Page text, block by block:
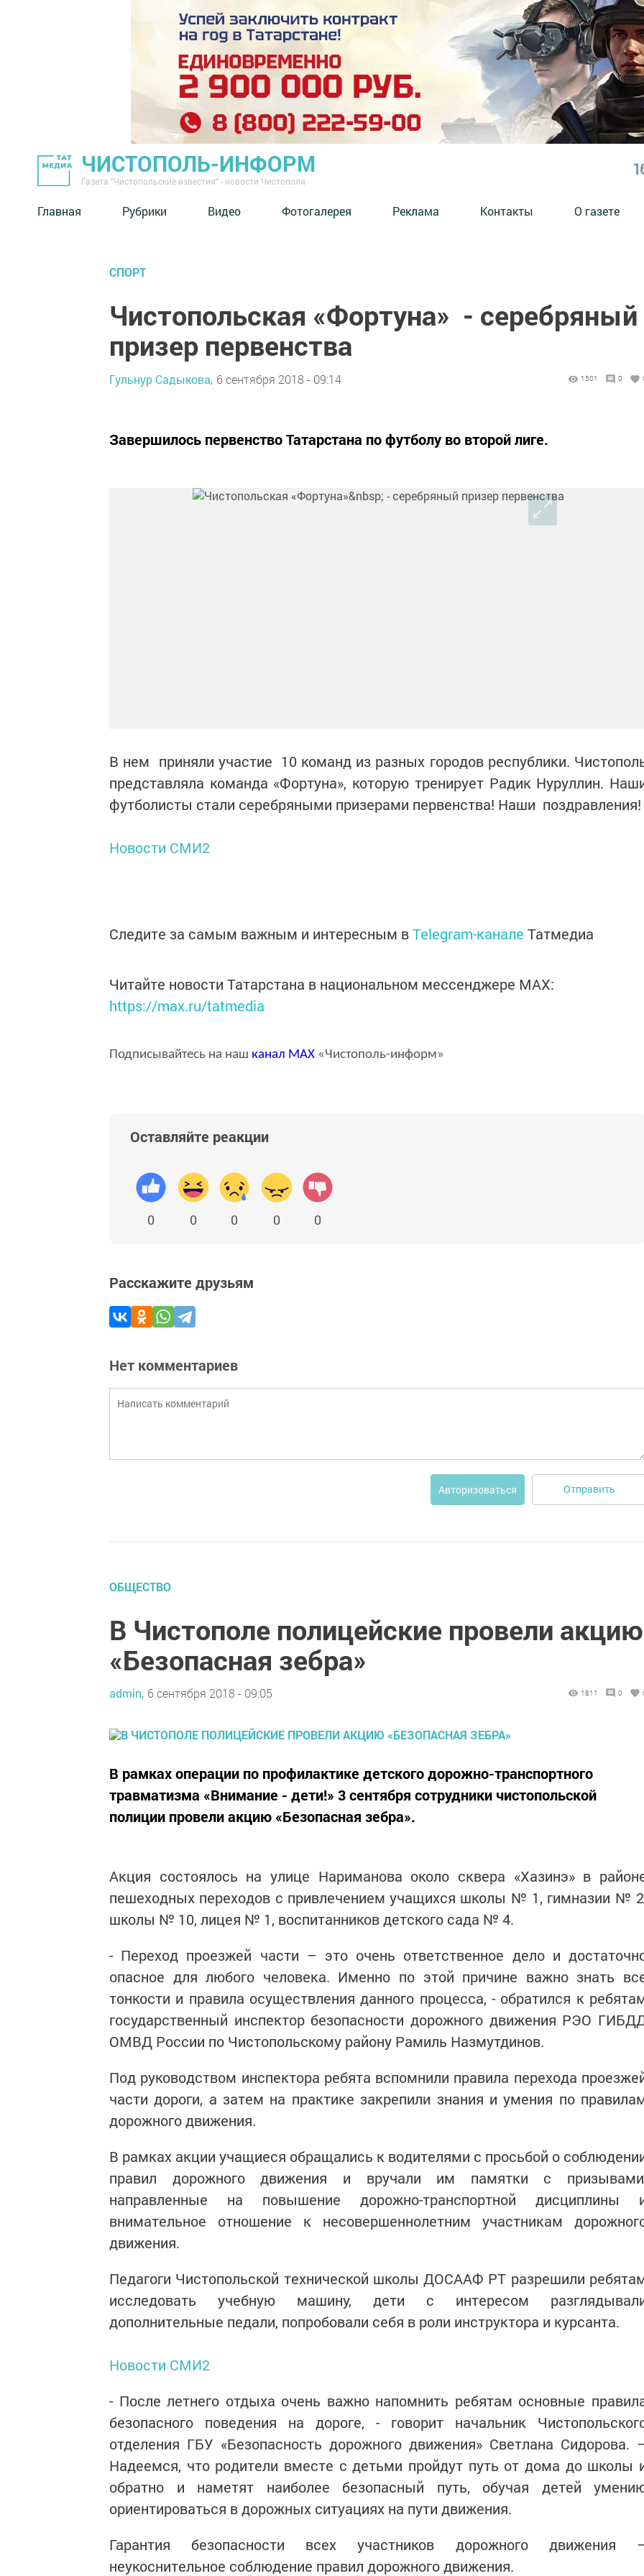
ЧИСТОПОЛЬ-ИНФОРМ
Газета "Чистопольские известия" - новости Чистополя
Главная Рубрики Видео Фотогалерея Реклама Контакты О газете
СПОРТ
Чистопольская «Фортуна» - серебряный
призер первенства
Гульнур Садыкова, 6 сентября 2018 - 09:14 1501 0
Завершилось первенство Татарстана по футболу во второй лиге.
В нем приняли участие 10 команд из разных городов республики.
представляла команда «Фортуна», которую тренирует Радик Нуруллин.
футболисты стали серебряными призерами первенства! Наши поздравления!
Новости СМИ2
Следите за самым важным и интересным вTelegram-канале Татмедиа
Читайте новости Татарстана в национальном мессенджере MАХ:
https://max.ru/tatmedia
Подписывайтесь на наш канал MAX «Чистополь-информ»
Оставляйте реакции
0 0 0 0 0
Расскажите друзьям
Нет комментариев
Авторизоваться Отправить
ОБЩЕСТВО
В Чистополе полицейские провели акцию
«Безопасная зебра»
admin, 6 сентября 2018 - 09:05 1811 0
В рамках операции по профилактике детского дорожно-транспортного
травматизма «Внимание - дети!» 3 сентября сотрудники чистопольской
полиции провели акцию «Безопасная зебра».
Акция состоялось на улице Нариманова около сквера «Хазинэ» в
пешеходных переходов с привлечением учащихся школы № 1, гимназии №
школы № 10, лицея № 1, воспитанников детского сада № 4.
- Переход проезжей части – это очень ответственное дело и
опасное для любого человека. Именно по этой причине важно знать
тонкости и правила осуществления данного процесса, - обратился к
государственный инспектор безопасности дорожного движения РЭО
ОМВД России по Чистопольскому району Рамиль Назмутдинов.
Под руководством инспектора ребята вспомнили правила перехода
части дороги, а затем на практике закрепили знания и умения по
дорожного движения.
В рамках акции учащиеся обращались к водителями с просьбой о
правил дорожного движения и вручали им памятки с
направленные на повышение дорожно-транспортной дисциплины
внимательное отношение к несовершеннолетним участникам
движения.
Педагоги Чистопольской технической школы ДОСААФ РТ разрешили
исследовать учебную машину, дети с интересом
дополнительные педали, попробовали себя в роли инструктора и курсанта.
Новости СМИ2
- После летнего отдыха очень важно напомнить ребятам основные
безопасного поведения на дороге, - говорит начальник
отделения ГБУ «Безопасность дорожного движения» Светлана Сидорова.
Надеемся, что родители вместе с детьми пройдут путь от дома до школы
обратно и наметят наиболее безопасный путь, обучая детей
ориентироваться в дорожных ситуациях на пути движения.
Гарантия безопасности всех участников дорожного движения
неукоснительное соблюдение правил дорожного движения.